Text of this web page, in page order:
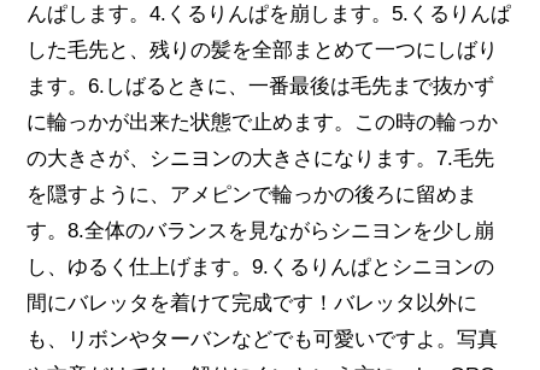
んぱします。4.くるりんぱを崩します。5.くるりんぱ
した毛先と、残りの髪を全部まとめて一つにしばり
ます。6.しばるときに、一番最後は毛先まで抜かず
に輪っかが出来た状態で止めます。この時の輪っか
の大きさが、シニヨンの大きさになります。7.毛先
を隠すように、アメピンで輪っかの後ろに留めま
す。8.全体のバランスを見ながらシニヨンを少し崩
し、ゆるく仕上げます。9.くるりんぱとシニヨンの
間にバレッタを着けて完成です！バレッタ以外に
も、リボンやターバンなどでも可愛いですよ。写真